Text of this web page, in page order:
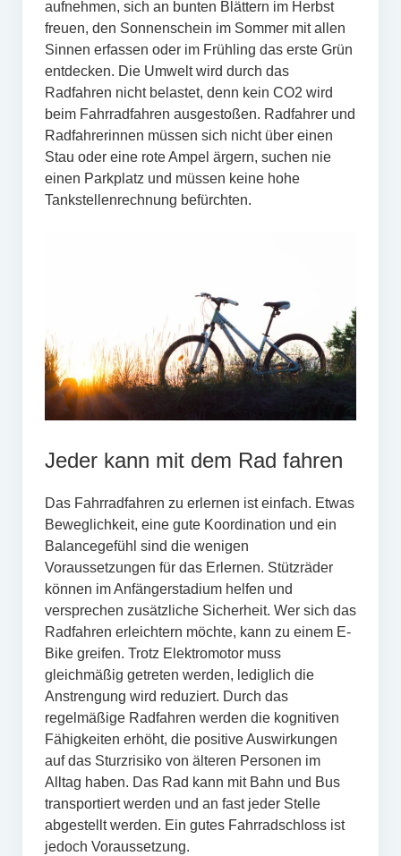
aufnehmen, sich an bunten Blättern im Herbst
freuen, den Sonnenschein im Sommer mit allen
Sinnen erfassen oder im Frühling das erste Grün
entdecken. Die Umwelt wird durch das
Radfahren nicht belastet, denn kein CO2 wird
beim Fahrradfahren ausgestoßen. Radfahrer und
Radfahrerinnen müssen sich nicht über einen
Stau oder eine rote Ampel ärgern, suchen nie
einen Parkplatz und müssen keine hohe
Tankstellenrechnung befürchten.
Jeder kann mit dem Rad fahren
Das Fahrradfahren zu erlernen ist einfach. Etwas
Beweglichkeit, eine gute Koordination und ein
Balancegefühl sind die wenigen
Voraussetzungen für das Erlernen. Stützräder
können im Anfängerstadium helfen und
versprechen zusätzliche Sicherheit. Wer sich das
Radfahren erleichtern möchte, kann zu einem E-
Bike greifen. Trotz Elektromotor muss
gleichmäßig getreten werden, lediglich die
Anstrengung wird reduziert. Durch das
regelmäßige Radfahren werden die kognitiven
Fähigkeiten erhöht, die positive Auswirkungen
auf das Sturzrisiko von älteren Personen im
Alltag haben. Das Rad kann mit Bahn und Bus
transportiert werden und an fast jeder Stelle
abgestellt werden. Ein gutes Fahrradschloss ist
jedoch Voraussetzung.